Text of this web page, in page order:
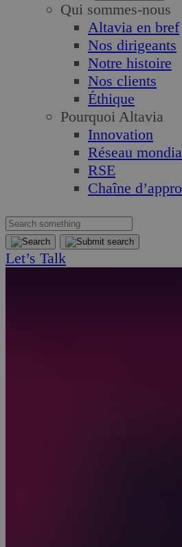
Qui sommes-nous
Altavia en bref
Nos dirigeants
Notre histoire
Nos clients
Éthique
Pourquoi Altavia
Innovation
Réseau
RSE
Chaîne
Let’s Talk